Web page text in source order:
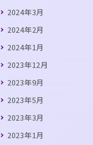
2024年3月
2024年2月
2024年1月
2023年12月
2023年9月
2023年5月
2023年3月
2023年1月